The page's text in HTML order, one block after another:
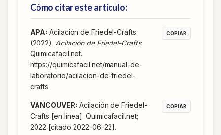
Cómo citar este artículo:
APA: Acilación de Friedel-Crafts
(2022). Acilación de Friedel-Crafts.
Quimicafacil.net.
https://quimicafacil.net/manual-de-
laboratorio/acilacion-de-friedel-
crafts
COPIAR
VANCOUVER: Acilación de Friedel-
Crafts [en línea]. Quimicafacil.net;
2022 [citado 2022-06-22].
COPIAR